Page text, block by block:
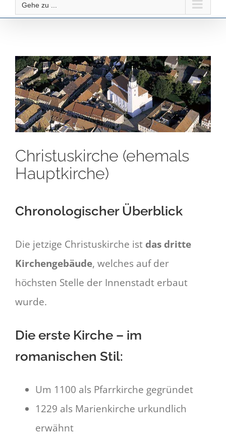
Gehe zu ...
Christuskirche (ehemals
Hauptkirche)
Chronologischer Überblick
Die jetzige Christuskirche ist das dritte
Kirchengebäude, welches auf der
höchsten Stelle der Innenstadt erbaut
wurde.
Die erste Kirche – im
romanischen Stil:
Um 1100 als Pfarrkirche gegründet
1229 als Marienkirche urkundlich
erwähnt